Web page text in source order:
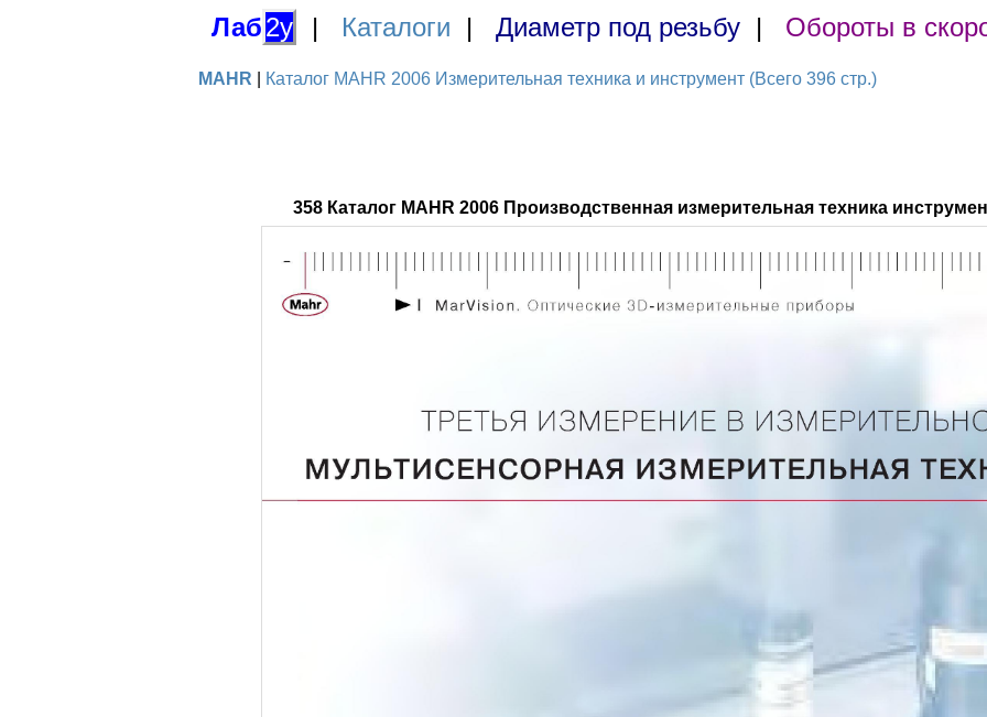
Лаб2у | Каталоги | Диаметр под резьбу | Обороты в
MAHR Каталог MAHR 2006 Измерительная техника и инструмент (Всего 396 стр.)
358 Каталог MAHR 2006 Производственная измерительная техника